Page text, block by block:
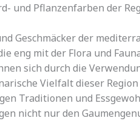
und Pflanzenfarben der
Geschmäcker der
eng mit der Flora und
sich durch die
Vielfalt dieser
Traditionen und
nicht nur den